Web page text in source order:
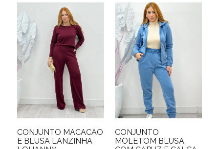
CONJUNTO MACACÃO
E BLUSA LANZINHA
CONJUNTO
MOLETOM BLUSA